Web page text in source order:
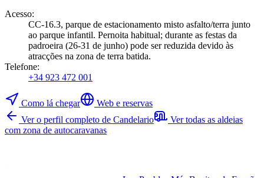
Acesso:
CC-16.3, parque de estacionamento misto asfalto/terra junto
ao parque infantil. Pernoita habitual; durante as festas da
padroeira (26-31 de junho) pode ser reduzida devido às
atracções na zona de terra batida.
Telefone:
+34 923 472 001
Como lá chegar
Web e reservas
Ver o perfil completo de Candelario
Ver todas as aldeias
com zona de autocaravanas